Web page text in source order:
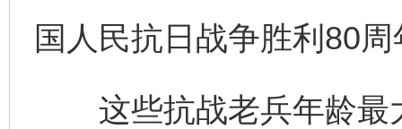
国人民抗日战争胜利80周
这些抗战老兵年龄最